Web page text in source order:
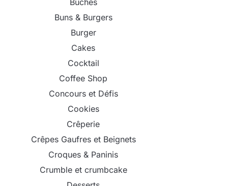
Bûches
Buns & Burgers
Burger
Cakes
Cocktail
Coffee Shop
Concours et Défis
Cookies
Crêperie
Crêpes Gaufres et Beignets
Croques & Paninis
Crumble et crumbcake